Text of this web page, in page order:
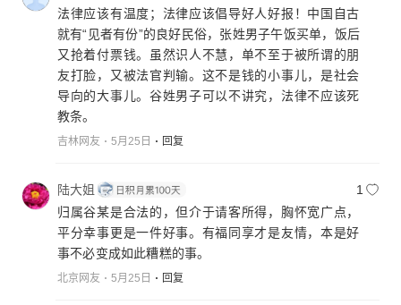
法律应该有温度；法律应该倡导好人好报！中国自古
就有“见者有份”的良好民俗，张姓男子午饭买单，饭后
又抢着付票钱。虽然识人不慧，单不至于被所谓的朋
友打脸，又被法官判输。这不是钱的小事儿，是社会
导向的大事儿。谷姓男子可以不讲究，法律不应该死
教条。
吉林网友 5月25日 回复
陆大姐
1
归属谷某是合法的，但介于请客所得，胸怀宽广点，
平分幸事更是一件好事。有福同享才是友情，本是好
事不必变成如此糟糕的事。
北京网友 5月25日 回复